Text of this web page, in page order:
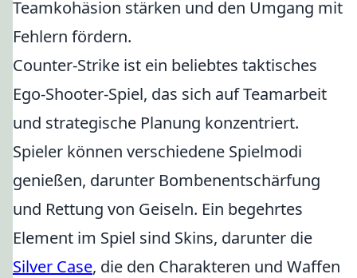
Teamkohäsion stärken und den Umgang mit
Fehlern fördern.
Counter-Strike ist ein beliebtes taktisches
Ego-Shooter-Spiel, das sich auf Teamarbeit
und strategische Planung konzentriert.
Spieler können verschiedene Spielmodi
genießen, darunter Bombenentschärfung
und Rettung von Geiseln. Ein begehrtes
Element im Spiel sind Skins, darunter die
Silver Case, die den Charakteren und Waffen